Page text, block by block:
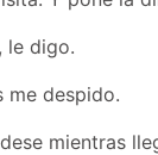
le digo.
me despido.
mientras